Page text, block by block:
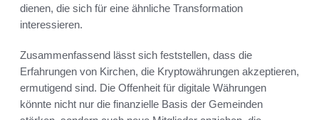
dienen, die sich für eine ähnliche Transformation
interessieren.
Zusammenfassend lässt sich feststellen, dass die
Erfahrungen von Kirchen, die Kryptowährungen akzeptieren,
ermutigend sind. Die Offenheit für digitale Währungen
könnte nicht nur die finanzielle Basis der Gemeinden